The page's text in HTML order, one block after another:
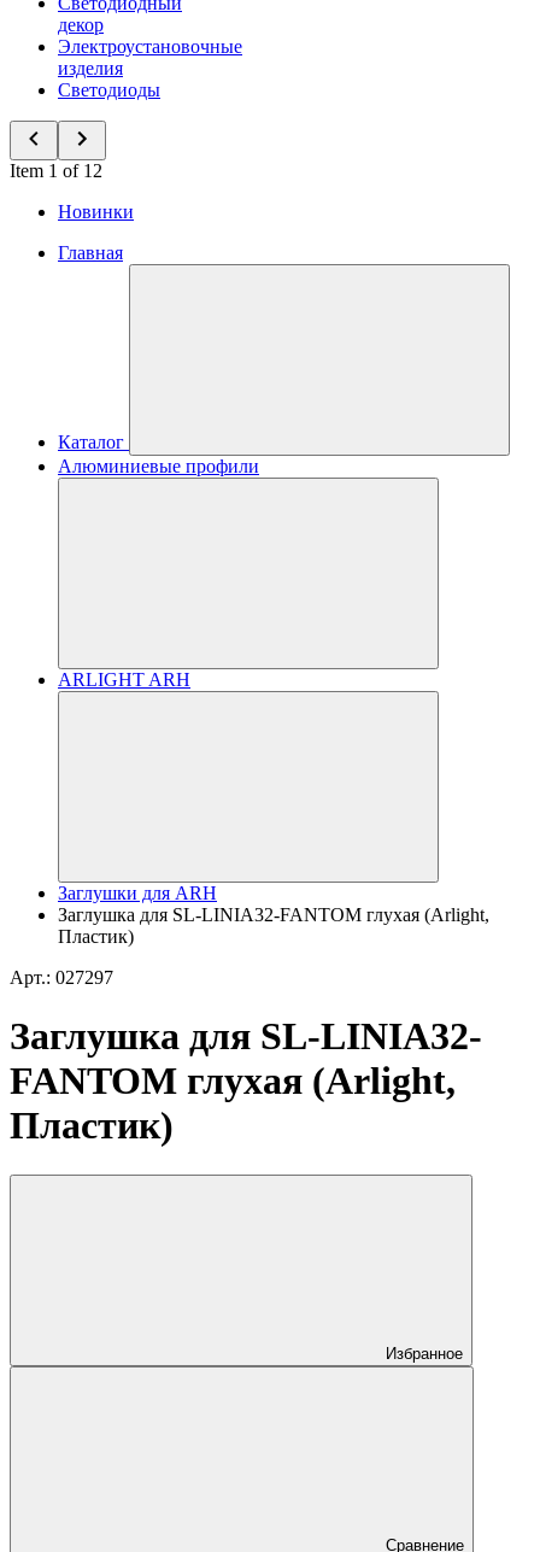
декор
Электроустановочные
изделия
Светодиоды
Item 1 of 12
Новинки
Главная
Каталог
Алюминиевые профили
ARLIGHT ARH
Заглушки для ARH
Заглушка для SL-LINIA32-FANTOM глухая (Arlight,
Пластик)
Арт.: 027297
Заглушка для SL-LINIA32-
FANTOM глухая (Arlight,
Пластик)
Избранное
Сравнение